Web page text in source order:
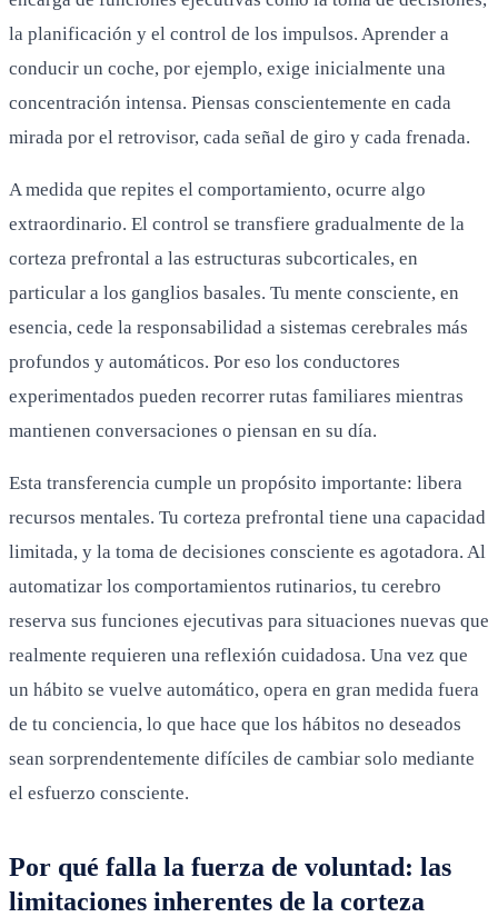
la planificación y el control de los impulsos. Aprender a
conducir un coche, por ejemplo, exige inicialmente una
concentración intensa. Piensas conscientemente en cada
mirada por el retrovisor, cada señal de giro y cada frenada.
A medida que repites el comportamiento, ocurre algo
extraordinario. El control se transfiere gradualmente de la
corteza prefrontal a las estructuras subcorticales, en
particular a los ganglios basales. Tu mente consciente, en
esencia, cede la responsabilidad a sistemas cerebrales más
profundos y automáticos. Por eso los conductores
experimentados pueden recorrer rutas familiares mientras
mantienen conversaciones o piensan en su día.
Esta transferencia cumple un propósito importante: libera
recursos mentales. Tu corteza prefrontal tiene una capacidad
limitada, y la toma de decisiones consciente es agotadora. Al
automatizar los comportamientos rutinarios, tu cerebro
reserva sus funciones ejecutivas para situaciones nuevas que
realmente requieren una reflexión cuidadosa. Una vez que
un hábito se vuelve automático, opera en gran medida fuera
de tu conciencia, lo que hace que los hábitos no deseados
sean sorprendentemente difíciles de cambiar solo mediante
el esfuerzo consciente.
Por qué falla la fuerza de voluntad: las
limitaciones inherentes de la corteza